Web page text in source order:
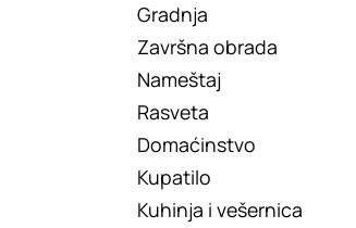
Gradnja
Završna obrada
Nameštaj
Rasveta
Domaćinstvo
Kupatilo
Kuhinja i vešernica